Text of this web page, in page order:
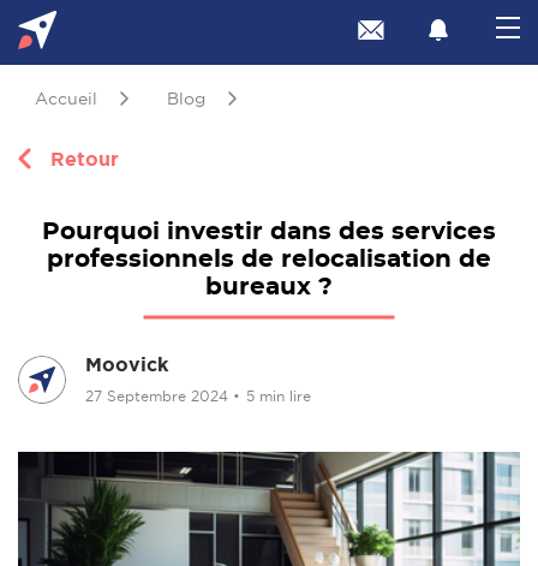
Accueil Blog
Retour
Pourquoi investir dans des services
professionnels de relocalisation de
bureaux ?
Moovick
27 Septembre 2024 • 5 min lire